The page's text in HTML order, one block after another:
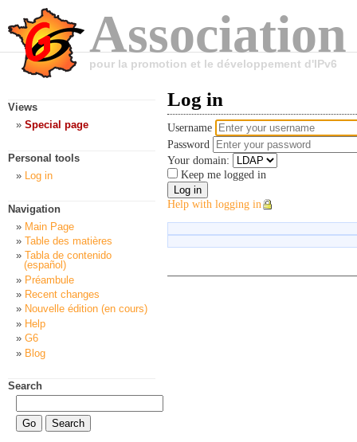
pour la promotion et le développement d'IPv6
Log in
Username
Password
Your domain:
Keep me logged in
Help with logging in
Views
Special page
Personal tools
Log in
Navigation
Main Page
Table des matières
Tabla de contenido
(español)
Préambule
Recent changes
Nouvelle édition (en cours)
Help
G6
Blog
Search